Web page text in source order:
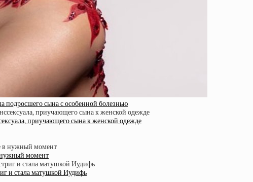
подросшего сына с особенной болезнью
приучающего сына к женской одежде
нужный момент
и стала матушкой Иудифь